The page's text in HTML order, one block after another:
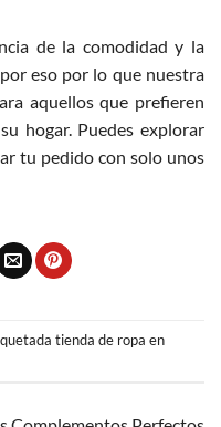
de la comodidad y la
eso por lo que nuestra
aquellos que prefieren
hogar. Puedes explorar
tu pedido con solo unos
tienda de ropa en